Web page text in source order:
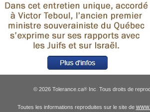
© 2026 Tolerance.ca®Inc. Tous droits de
Toutes les informations reproduites sur le site de